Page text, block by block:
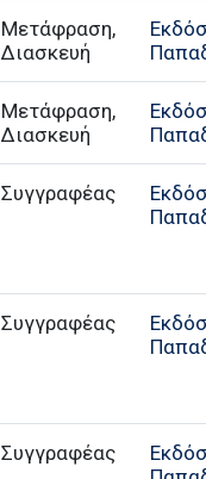
Μετάφραση,
Διασκευή
Μετάφραση,
Διασκευή
Συγγραφέας
Συγγραφέας
Συγγραφέας